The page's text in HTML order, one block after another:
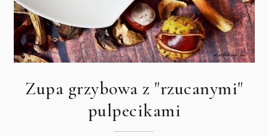
Zupa grzybowa z "rzucanymi"
pulpecikami